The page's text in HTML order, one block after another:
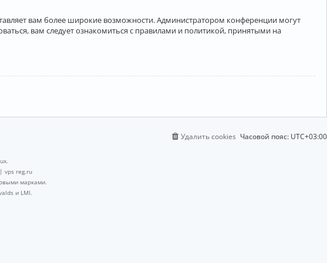
вам более широкие возможности. Администратором конференции могут
вам следует ознакомиться с правилами и политикой, принятыми на
Часовой пояс: UTC+03:00
Удалить cookies
vps reg.ru
марками.
и LMI.